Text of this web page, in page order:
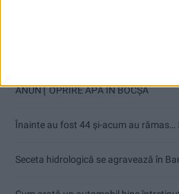
ANUNŢ OPRIRE APĂ ÎN BOCȘA
Înainte au fost 44 și-acum au rămas…
Seceta hidrologică se agravează în